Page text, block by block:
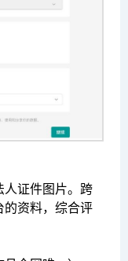
证件图片。跨
资料，综合评